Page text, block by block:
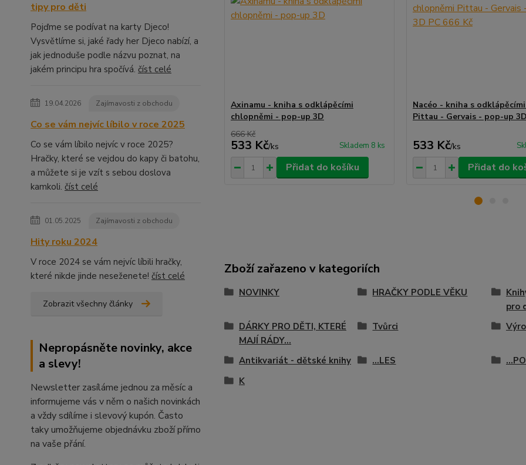
tipy pro děti
Pojďme se podívat na karty Djeco!
Vysvětlíme si, jaké řady her Djeco nabízí, a
jak jednoduše podle názvu poznat, na
jakém principu hra spočívá. číst celé
19.04.2026 Zajímavosti z obchodu
Co se vám nejvíc líbilo v roce 2025
Co se vám líbilo nejvíc v roce 2025?
Hračky, které se vejdou do kapy či batohu,
a můžete si je vzít s sebou doslova
kamkoli. číst celé
01.05.2025 Zajímavosti z obchodu
Hity roku 2024
V roce 2024 se vám nejvíc líbili hračky,
které nikde jinde neseženete! číst celé
Zobrazit všechny články
Nepropásněte novinky, akce
a slevy!
Newsletter zasíláme jednou za měsíc a
informujeme vás v něm o našich novinkách
a vždy sdílíme i slevový kupón. Často
taky umožňujeme objednávku zboží přímo
na vaše přání.
Axinamu - kniha s odklápěcími
chlopněmi - pop-up 3D
666 Kč
533 Kč/ks Skladem 8 ks
Přidat do košíku
Nacéo - kniha s
Pittau - Gervais - pop-up
533 Kč/ks
Přidat do
Zboží zařazeno v kategoriích
NOVINKY HRAČKY PODLE VĚKU
pro
DÁRKY PRO DĚTI, KTERÉ
MAJÍ RÁDY...
Tvůrci
Antikvariát - dětské knihy ...LES
K